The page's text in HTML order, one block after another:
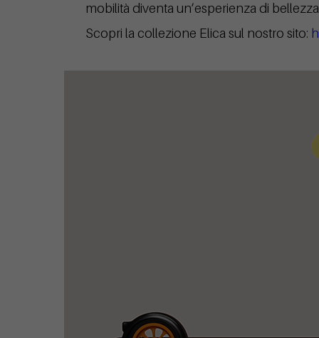
mobilità diventa un’esperienza di
Scopri la collezione Elica sul nostro sito: